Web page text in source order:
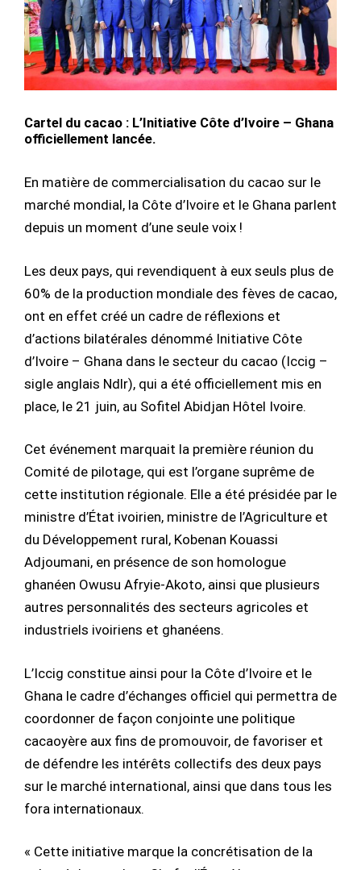
Cartel du cacao : L’Initiative Côte d’Ivoire – Ghana
officiellement lancée.
En matière de commercialisation du cacao sur le
marché mondial, la Côte d’Ivoire et le Ghana parlent
depuis un moment d’une seule voix !
Les deux pays, qui revendiquent à eux seuls plus de
60% de la production mondiale des fèves de cacao,
ont en effet créé un cadre de réflexions et
d’actions bilatérales dénommé Initiative Côte
d’Ivoire – Ghana dans le secteur du cacao (Iccig –
sigle anglais Ndlr), qui a été officiellement mis en
place, le 21 juin, au Sofitel Abidjan Hôtel Ivoire.
Cet événement marquait la première réunion du
Comité de pilotage, qui est l’organe suprême de
cette institution régionale. Elle a été présidée par le
ministre d’État ivoirien, ministre de l’Agriculture et
du Développement rural, Kobenan Kouassi
Adjoumani, en présence de son homologue
ghanéen Owusu Afryie-Akoto, ainsi que plusieurs
autres personnalités des secteurs agricoles et
industriels ivoiriens et ghanéens.
L’Iccig constitue ainsi pour la Côte d’Ivoire et le
Ghana le cadre d’échanges officiel qui permettra de
coordonner de façon conjointe une politique
cacaoyère aux fins de promouvoir, de favoriser et
de défendre les intérêts collectifs des deux pays
sur le marché international, ainsi que dans tous les
fora internationaux.
« Cette initiative marque la concrétisation de la